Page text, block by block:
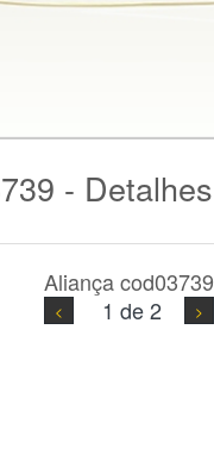
- Detalhes
Aliança cod03739
1 de 2